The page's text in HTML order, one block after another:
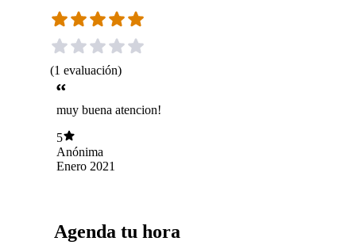
(1 evaluación)
muy buena atencion!
5
Anónima
Enero 2021
Agenda tu hora